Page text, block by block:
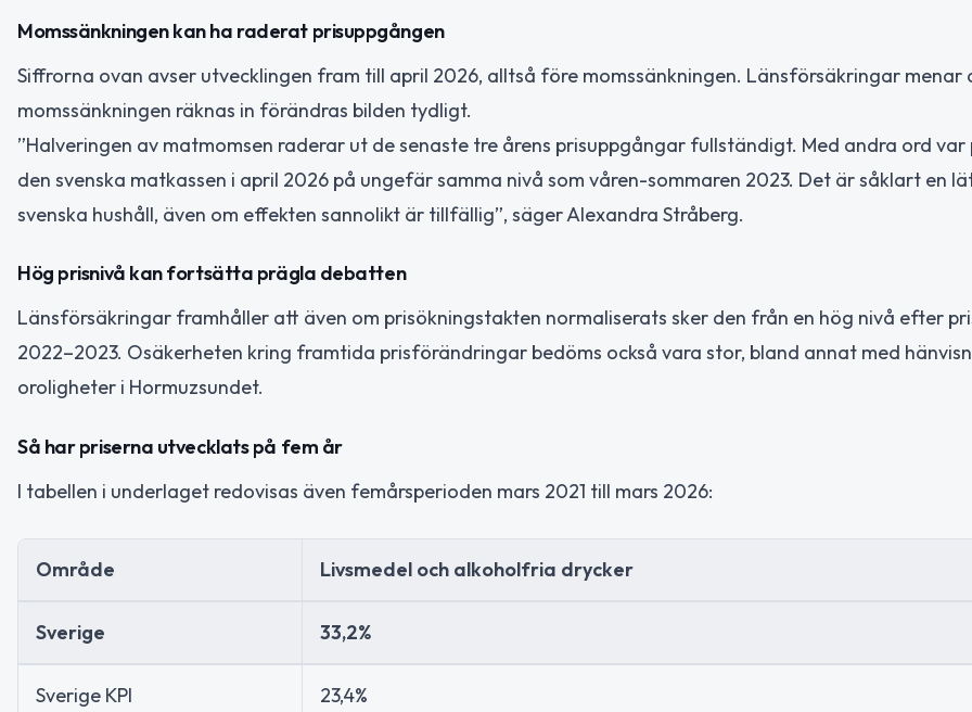
Momssänkningen kan ha raderat prisuppgången
Siffrorna ovan avser utvecklingen fram till april 2026, alltså före momssänkningen. Länsförsäkringar menar
momssänkningen räknas in förändras bilden tydligt.
”Halveringen av matmomsen raderar ut de senaste tre årens prisuppgångar fullständigt. Med andra ord var
den svenska matkassen i april 2026 på ungefär samma nivå som våren-sommaren 2023. Det är såklart en
svenska hushåll, även om effekten sannolikt är tillfällig”, säger Alexandra Stråberg.
Hög prisnivå kan fortsätta prägla debatten
Länsförsäkringar framhåller att även om prisökningstakten normaliserats sker den från en hög nivå efter
2022–2023. Osäkerheten kring framtida prisförändringar bedöms också vara stor, bland annat med
oroligheter i Hormuzsundet.
Så har priserna utvecklats på fem år
I tabellen i underlaget redovisas även femårsperioden mars 2021 till mars 2026:
Område Livsmedel och alkoholfria drycker
Sverige 33,2%
Sverige KPI 23,4%